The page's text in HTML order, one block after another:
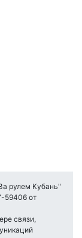
рулем Кубань"
59406 от
связи,